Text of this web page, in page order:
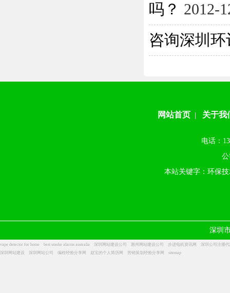
吗？ 2012-
咨询深圳
网站首页 关于我
电话：
本站关键字：环保
深圳
vape detector for home best smoke alarms australia 深圳网站建设公司 惠州网站建设公司 步进电机资讯网
深圳公司注册
深圳网站建设
深圳网站公司 编程经验分享网 赵宝的个人简历网 营销策划经验分享网 sitemap